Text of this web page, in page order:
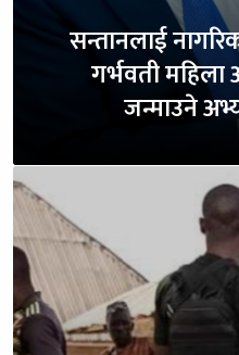
सन्तानलाई
गर्भवती महिला
जन्माउने